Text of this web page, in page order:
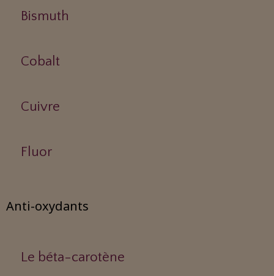
Bismuth
Cobalt
Cuivre
Fluor
Anti-oxydants
Le béta-carotène